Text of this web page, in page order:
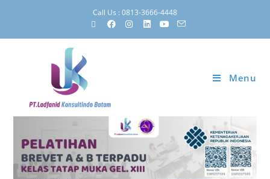
Call Us : 0813-3666-4448
Menu